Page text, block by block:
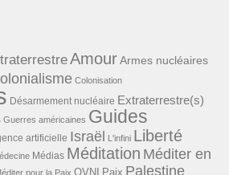
AmourArmes nucléaires
Colonisation
Désarmement nucléaire Extraterrestre(s)
Guerres américaines Guides
artificielle Israël L'infini Liberté
Médias Méditation Méditer en
pour la Paix OVNI Paix Palestine